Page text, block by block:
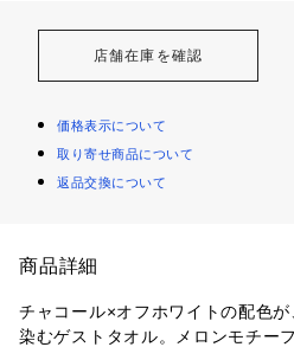
店舗在庫を確認
価格表示について
取り寄せ商品について
返品交換について
商品詳細
チャコール×オフホワイトの配色
染むゲストタオル。メロンモチー